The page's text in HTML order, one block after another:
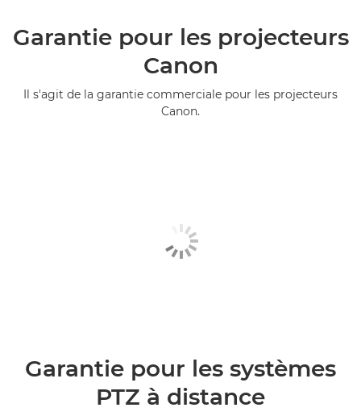
Garantie pour les projecteurs
Canon
Il s'agit de la garantie commerciale pour les projecteurs
Canon.
Garantie pour les systèmes
PTZ à distance